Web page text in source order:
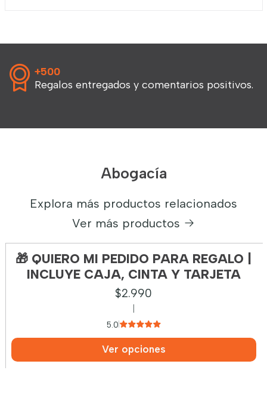
+500
Regalos entregados y comentarios positivos.
Abogacía
Explora más productos relacionados
Ver más productos
🎁 QUIERO MI PEDIDO PARA REGALO |
INCLUYE CAJA, CINTA Y TARJETA
$2.990
5.0
Ver opciones